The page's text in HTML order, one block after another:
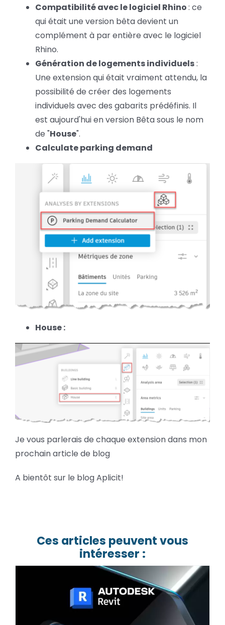
Compatibilité avec le logiciel Rhino: ce
qui était une version bêta devient un
complément à par entière avec le logiciel
Rhino.
Génération de logements individuels:
Une extension qui était vraiment attendu, la
possibilité de créer des logements
individuels avec des gabarits prédéfinis. Il
est aujourd'hui en version Bêta sous le nom
de "House".
Calculate parking demand
House :
Je vous parlerais de chaque extension dans mon
prochain article de blog
A bientôt sur le blog Aplicit!
Ces articles peuvent vous
intéresser :